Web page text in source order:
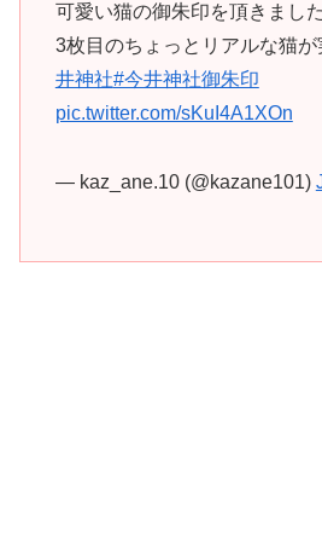
可愛い猫の御朱印を頂きました
3枚目のちょっとリアルな猫
井神社#今井神社御朱印
pic.twitter.com/sKuI4A1XOn
— kaz_ane.10 (@kazane101)